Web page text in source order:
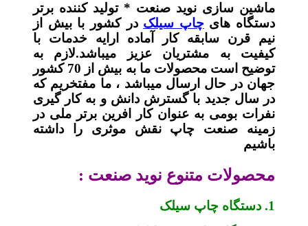
ماشین سازی نوید صنعت * تولید کننده برتر
دستگاه هایچاپ سیلک در کشور با بیش از
نیم قرن سابقه کار آماده ارایه خدمات با
کیفیت به مشتریان عزیز میباشد.لازم به
توضیح است محصولات ما به بیش از 70 کشور
جهان در حال ارسال میباشد ، ما مفتخریم که
در سال جدید با گسترش دانش و به کار گیری
نفرات بومی به عنوان کار افرین برتر ملی در
زمینه صنعت چاپ نقش موثری را داشته
باشیم
محصولات متنوع نوید صنعت :
1. دستگاه چاپ سیلک